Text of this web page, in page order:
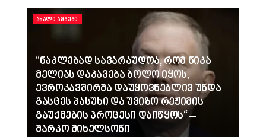
ᲐᲮᲐᲚᲘ ᲐᲛᲑᲔᲑᲘ
“ნაკლებად სავარაუდოა, რომ ნიკა
მელიას დაკავება ბოლო იყოს,
ევროკავშირმა დაუყოვნებლივ უნდა
გასცეს პასუხი და უვიზო რეჟიმის
გაუქმების პროცესი დაიწყოს“ –
მარკო მიხელსონი